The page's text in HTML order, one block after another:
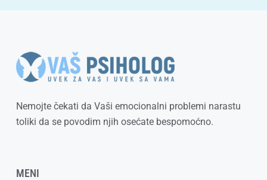
Nemojte čekati da Vaši emocionalni problemi narastu
toliki da se povodim njih osećate bespomoćno.
MENI